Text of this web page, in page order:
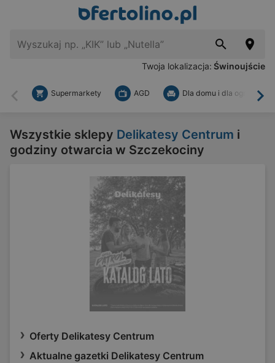
Twoja lokalizacja: Świnoujście
Wstecz
Supermarkety AGD Dla domu i dla ogrodu
Wszystkie sklepy Delikatesy Centrum i
godziny otwarcia w Szczekociny
Oferty Delikatesy Centrum
Aktualne gazetki Delikatesy Centrum